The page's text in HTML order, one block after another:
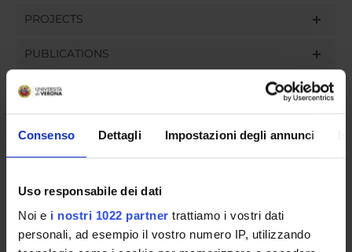
Consenso Dettagli Impostazioni degli annunci
Uso responsabile dei dati
Noi e i nostri 1022 partner trattiamo i vostri dati
personali, ad esempio il vostro numero IP, utilizzando
PROJECTS
PUBLICATIONS
ASSIGNMENTS
GOVERNANCE
COMMITTEES